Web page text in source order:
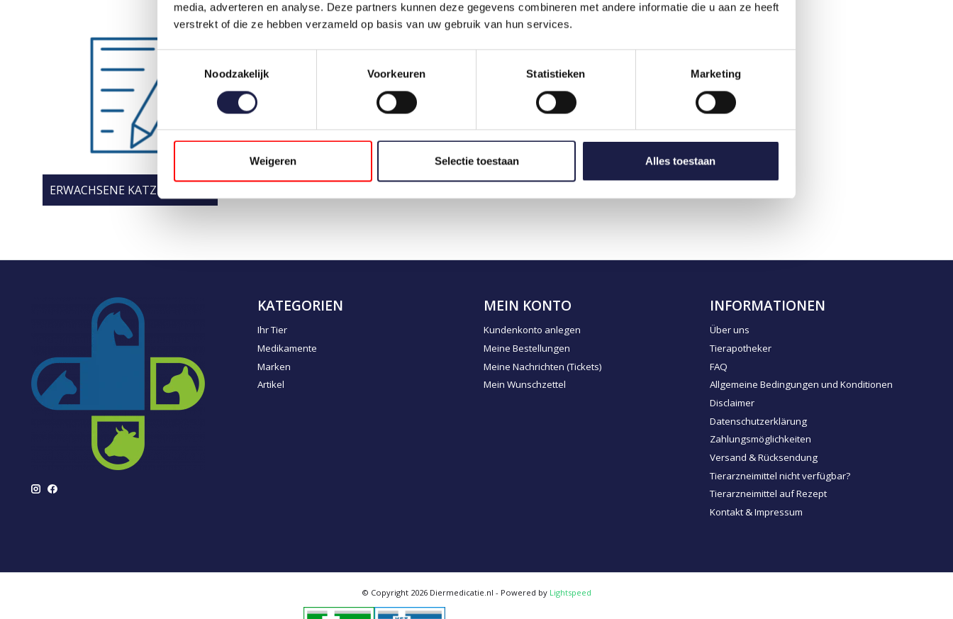
media, adverteren en analyse. Deze partners kunnen deze gegevens combineren met andere informatie die u aan ze heeft
verstrekt of die ze hebben verzameld op basis van uw gebruik van hun services.
Noodzakelijk
Voorkeuren Statistieken Marketing
Weigeren Selectie toestaan Alles toestaan
ERWACHSENE KATZENZÄHNE
KATEGORIEN
Ihr Tier
Medikamente
Marken
Artikel
MEIN KONTO
Kundenkonto anlegen
Meine Bestellungen
Meine Nachrichten (Tickets)
Mein Wunschzettel
INFORMATIONEN
Über uns
Tierapotheker
FAQ
Allgemeine Bedingungen und Konditionen
Disclaimer
Datenschutzerklärung
Zahlungsmöglichkeiten
Versand & Rücksendung
Tierarzneimittel nicht verfügbar?
Tierarzneimittel auf Rezept
Kontakt & Impressum
© Copyright 2026 Diermedicatie.nl - Powered by Lightspeed